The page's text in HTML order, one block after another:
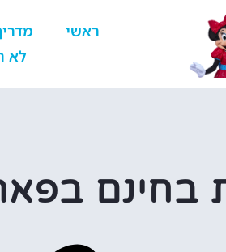
ראשי
לא
בחינם